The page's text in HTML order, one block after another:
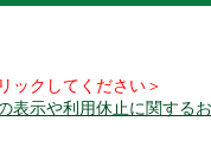
ックしてください＞
表示や利用休止に関する